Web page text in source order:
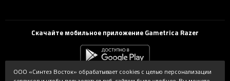
Скачайте мобильное приложение Gametrica Razer
ООО «Синтез Восток» обрабатывает cookies с целью персонализации